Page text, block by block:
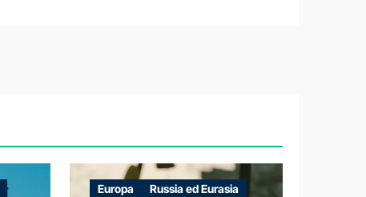
Europa Russia ed Eurasia